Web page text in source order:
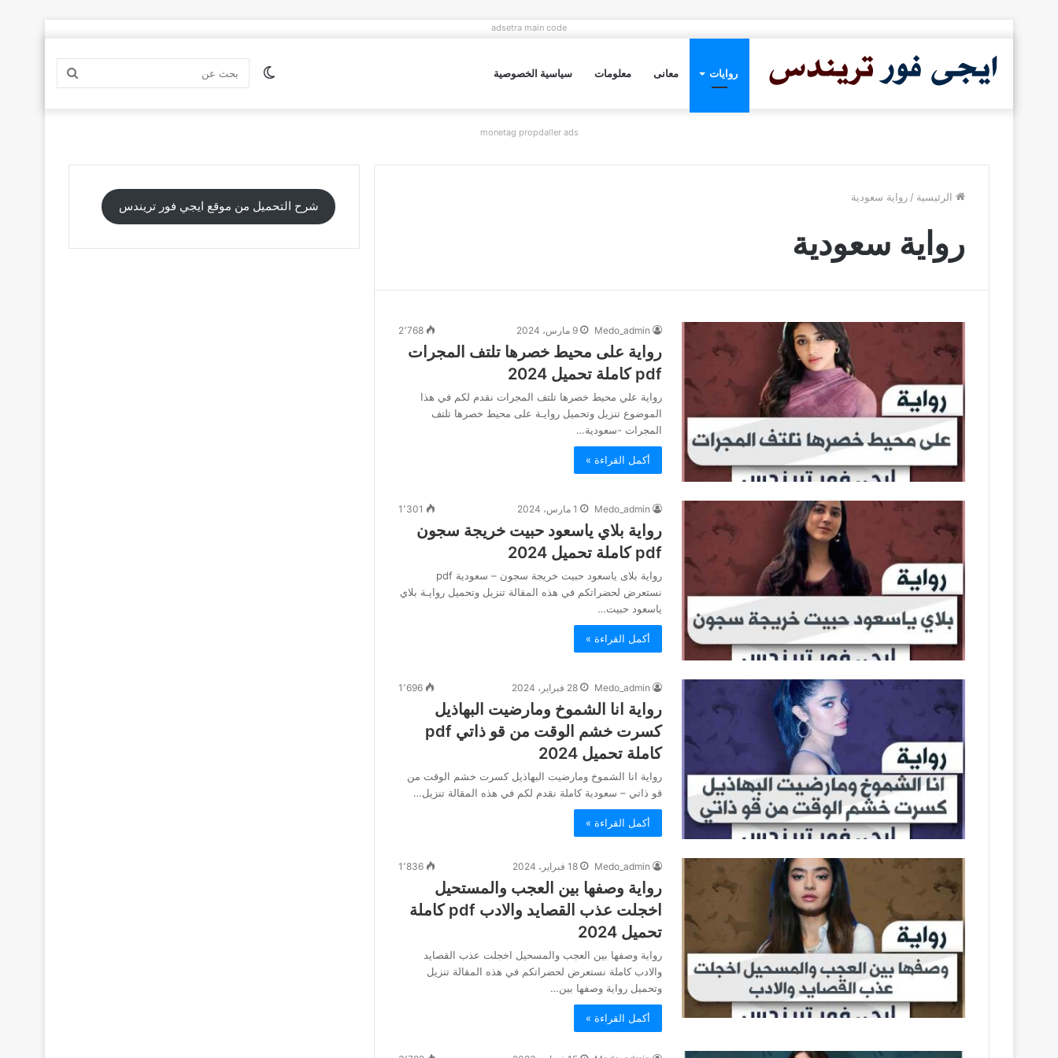
adsetra main code
روايات معانى معلومات سياسية الخصوصية بحث الوضع
monetag propdaller ads
الرئيسية / رواية سعودية
رواية سعودية
Medo_admin 9 مارس، 2024 2٬768
رواية على محيط خصرها تلتف المجرات
pdf كاملة تحميل 2024
رواية علي محيط خصرها تلتف المجرات نقدم لكم في هذا
الموضوع تنزيل وتحميل روايـة على محيط خصرها تلتف
المجرات -سعودية…
أكمل القراءة »
Medo_admin 1 مارس، 2024 1٬301
رواية بلاي ياسعود حبيت خريجة سجون
pdf كاملة تحميل 2024
رواية بلاى ياسعود حبيت خريجة سجون – سعودية pdf
نستعرض لحضراتكم في هذه المقالة تنزيل وتحميل روايـة بلاي
ياسعود حبيت…
أكمل القراءة »
Medo_admin 28 فبراير، 2024 1٬696
رواية انا الشموخ ومارضيت البهاذيل
كسرت خشم الوقت من قو ذاتي pdf
كاملة تحميل 2024
رواية انا الشموخ ومارضيت البهاذيل كسرت خشم الوقت من
قو ذاتي – سعودية كاملة نقدم لكم في هذه المقالة تنزيل…
أكمل القراءة »
Medo_admin 18 فبراير، 2024 1٬836
رواية وصفها بين العجب والمستحيل
اخجلت عذب القصايد والادب pdf كاملة
تحميل 2024
رواية وصفها بين العجب والمسحيل اخجلت عذب القصايد
والادب كاملة نستعرض لحضراتكم في هذه المقالة تنزيل
وتحميل رواية وصفها بين…
أكمل القراءة »
شرح التحميل من موقع ايجي فور تريندس